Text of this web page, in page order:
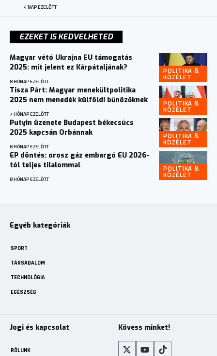
4 NAP EZELŐTT
EZEKET IS KEDVELHETED
POLITIKA &
KÖZÉLET
Magyar vétó Ukrajna EU támogatás
2025: mit jelent ez Kárpátaljának?
8 HÓNAP EZELŐTT
POLITIKA &
KÖZÉLET
Tisza Párt: Magyar menekültpolitika
2025 nem menedék külföldi bűnözőknek
7 HÓNAP EZELŐTT
POLITIKA &
KÖZÉLET
Putyin üzenete Budapest békecsúcs
2025 kapcsán Orbánnak
8 HÓNAP EZELŐTT
POLITIKA &
KÖZÉLET
EP döntés: orosz gáz embargó EU 2026-
tól teljes tilalommal
8 HÓNAP EZELŐTT
Egyéb kategóriák
SPORT
TÁRSADALOM
TECHNOLÓGIA
EGÉSZSÉG
Jogi és kapcsolat
RÓLUNK
Kövess minket!